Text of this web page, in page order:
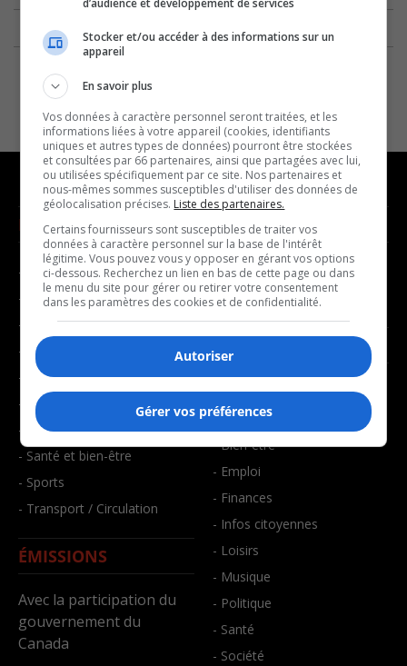
NOUVELLES
- Affaires municipales
- Communauté / Social
- Culture
- Économie
- Éducation
- Environnement
- Faits divers
- Santé et bien-être
- Sports
- Transport / Circulation
ÉMISSIONS
Avec la participation du
gouvernement du
Canada
MUSIQUE
- Décompte franco
- Joué récemment
BALADOS
- Affaires
- Art de vivre
- Bien-être
- Emploi
- Finances
- Infos citoyennes
- Loisirs
- Musique
- Politique
- Santé
- Société
d’audience et développement de services
Stocker et/ou accéder à des informations sur un
appareil
En savoir plus
Vos données à caractère personnel seront traitées, et les
informations liées à votre appareil (cookies, identifiants
uniques et autres types de données) pourront être stockées
et consultées par 66 partenaires, ainsi que partagées avec lui,
ou utilisées spécifiquement par ce site. Nos partenaires et
nous-mêmes sommes susceptibles d'utiliser des données de
géolocalisation précises. Liste des partenaires.
Certains fournisseurs sont susceptibles de traiter vos
données à caractère personnel sur la base de l'intérêt
légitime. Vous pouvez vous y opposer en gérant vos options
ci-dessous. Recherchez un lien en bas de cette page ou dans
le menu du site pour gérer ou retirer votre consentement
dans les paramètres des cookies et de confidentialité.
Autoriser
Gérer vos préférences